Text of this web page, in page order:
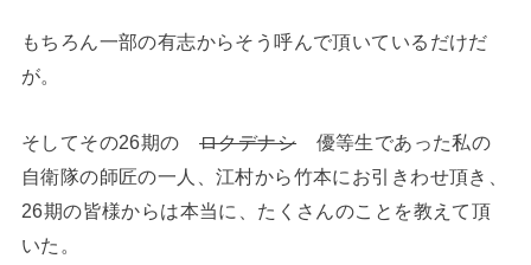
もちろん一部の有志からそう呼んで頂いているだけだ
が。
そしてその26期のロクデナシ 優等生であった私の
自衛隊の師匠の一人、江村から竹本にお引きわせ頂き、
26期の皆様からは本当に、たくさんのことを教えて頂
いた。